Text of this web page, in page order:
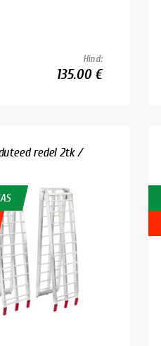
Hind:
135.00 €
redel 2tk /